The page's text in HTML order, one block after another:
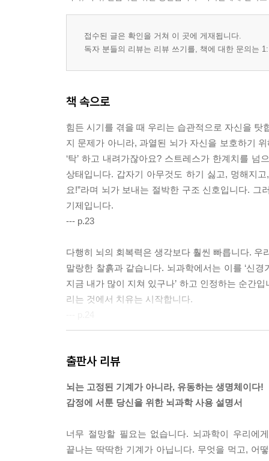
접수된 글은 확인을 거쳐 이 곳에 게재됩니다.
독자 분들의 리뷰는 리뷰 쓰기를, 책에 대한 문의는
책 속으로
힘든 시기를 겪을 때 우리는 습관적으로 자신을
지 문제가 아니라, 과열된 뇌가 자신을 보호하기
‘탁’ 하고 내려가잖아요? 스트레스가 한계치를
상태입니다. 갑자기 아무것도 하기 싫고, 멍해지
요!”라며 뇌가 보내는 절박한 구조 신호입니다.
기제입니다.
--- p.23
다행히 뇌의 회복력은 생각보다 훨씬 빠릅니다.
말랑한 찰흙과 같습니다. 뇌과학에서는 이를 ‘신경
지금 내가 많이 지쳐 있구나’ 하고 인정하는 순간
리는 것에서 치유는 시작합니다.
자극이 들어오면, 뇌는 이를 맹수가 나타난 것과
--- p.29
코르티솔의 지원을 받아 점점 활성화됩니다. “이
넣습니다. 반면, 사실과 맥락을 기억하는 ‘해마’는
출판사 리뷰
뇌는 고정된 기계가 아니라, 유동하는 생명체이다!
감정에 서툰 당신을 위한 뇌과학 사용 설명서
너무 절망할 필요는 없습니다. 뇌과학이 우리에
끝나는 딱딱한 기계가 아닙니다. 무엇을 먹고, 어